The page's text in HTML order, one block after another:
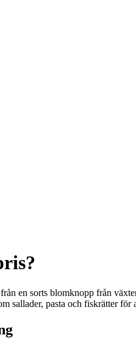
en sorts blomknopp från
sallader, pasta och fiskrätter för